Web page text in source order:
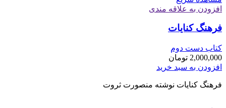
افزودن به علاقه مندی
فرهنگ کنایات
کتاب دست دوم
2,000,000 تومان
افزودن به سبد خرید
فرهنگ کنایات نوشته منصورت ثروت